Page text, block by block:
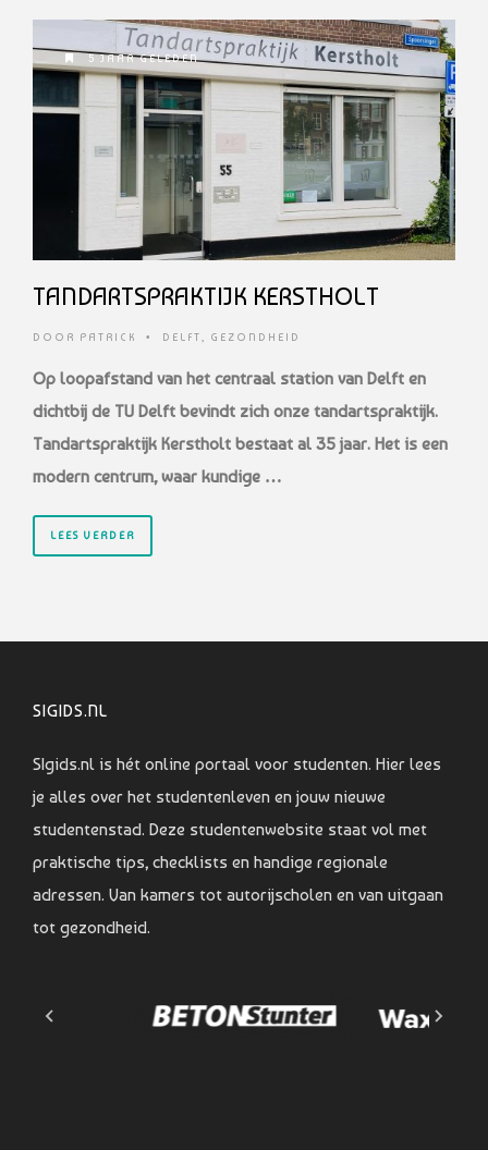
5 JAAR GELEDEN
TANDARTSPRAKTIJK KERSTHOLT
DOOR PATRICK • DELFT, GEZONDHEID
Op loopafstand van het centraal station van Delft en
dichtbij de TU Delft bevindt zich onze tandartspraktijk.
Tandartspraktijk Kerstholt bestaat al 35 jaar. Het is een
modern centrum, waar kundige …
LEES VERDER
SIGIDS.NL
SIgids.nl is hét online portaal voor studenten. Hier lees
je alles over het studentenleven en jouw nieuwe
studentenstad. Deze studentenwebsite staat vol met
praktische tips, checklists en handige regionale
adressen. Van kamers tot autorijscholen en van uitgaan
tot gezondheid.